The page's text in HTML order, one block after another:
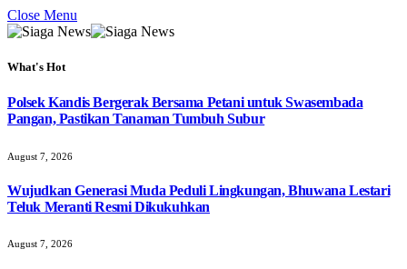
Close Menu
What's Hot
Polsek Kandis Bergerak Bersama Petani untuk Swasembada
Pangan, Pastikan Tanaman Tumbuh Subur
August 7, 2026
Wujudkan Generasi Muda Peduli Lingkungan, Bhuwana Lestari
Teluk Meranti Resmi Dikukuhkan
August 7, 2026